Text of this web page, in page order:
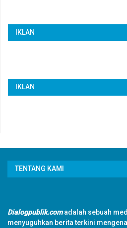
IKLAN
IKLAN
TENTANG KAMI
Dialogpublik.comadalah sebuah
menyuguhkan berita terkini